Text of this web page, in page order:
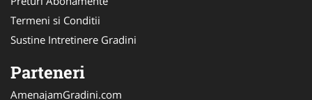
Termeni si Conditii
Sustine Intretinere Gradini
Parteneri
AmenajamGradini.com